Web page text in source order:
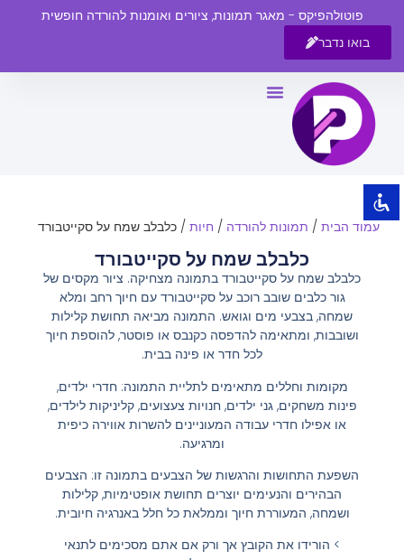
visibility_off השבת את ההבזקים
title סמן כותרות
צבע רקע
zoom_out
zoom_in זום (הגדלה)
הקטנת גופן
הגדלת גופן
גופן קריא
ניגודיות כהה
הוסף קו תחתון לקישורים
לאפס
כל
פוטולהפיקס - מאגר תמונות, ציורים ואומנות להורדה חופשית
בואו נדבר
עמוד הבית/ תמונות להורדה / חיות/ כלבלב שמח על סקייטבורד
כלבלב שמח על סקייטבורד
כלבלב שמח על סקייטבורד בתמונה מצחיקה. ציור מקסים של
גור כלבים שובב רוכב על סקייטבורד עם חיוך רחב ומלא
שמחה, בצבעי מים וגואש. התמונה מביאה תחושת קלילות
ושובבות, ומתאימה להדפסה כקנבס או פוסטר, להוספת חיוך
לכל חדר או פינה בבית.
מקומות וחללים מתאימים לתליית התמונה: חדרי ילדים,
פינות משחקים, גני ילדים, חנויות צעצועים, קליניקות לילדים,
או אפילו חדרי עבודה המעוניינים להשרות אווירה כיפית
ומרגיעה.
השפעת התחושות והרגשות של הצבעים בתמונה זו: הצבעים
הבהירים והנעימים יוצרים תחושת אופטימיות, קלילות
ושמחה, המעוררת חיוך וממלאת כל חלל באנרגיה חיובית.
> הורידו את הקובץ אך ורק אם אתם מסכימים לתנאי